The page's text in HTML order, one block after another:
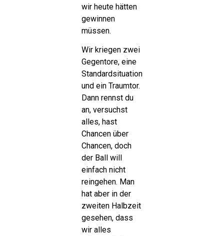
wir heute hätten
gewinnen
müssen.
Wir kriegen zwei
Gegentore, eine
Standardsituation
und ein Traumtor.
Dann rennst du
an, versuchst
alles, hast
Chancen über
Chancen, doch
der Ball will
einfach nicht
reingehen. Man
hat aber in der
zweiten Halbzeit
gesehen, dass
wir alles